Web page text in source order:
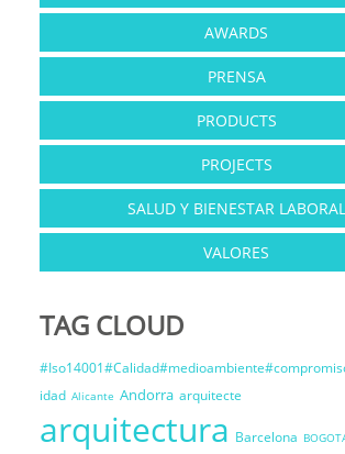
AWARDS
PRENSA
PRODUCTS
PROJECTS
SALUD Y BIENESTAR LABORAL
VALORES
TAG CLOUD
idad Alicante Andorra arquitecte
arquitectura Barcelona